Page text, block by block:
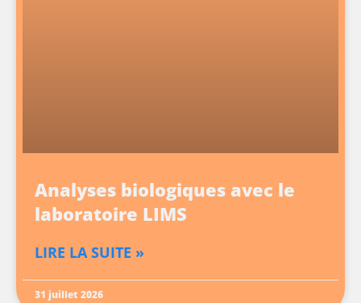
Analyses biologiques avec le
laboratoire LIMS
LIRE LA SUITE »
31 juillet 2026